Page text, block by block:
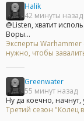
Halik
42 минуты назад
@Listen, хватит
Воры...
Эксперты Warhammer
нужно, чтобы
Greenwater
55 минут назад
Ну да коечно, начнут,
Третий сезон "Колец